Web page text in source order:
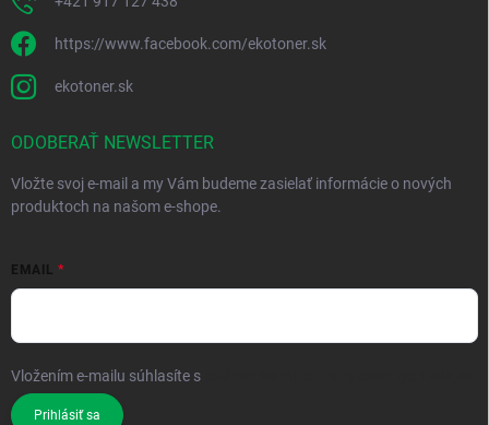
https://www.facebook.com/ekotoner.sk
ekotoner.sk
ODOBERAŤ NEWSLETTER
Vložte svoj e-mail a my Vám budeme zasielať informácie o nových
produktoch na našom e-shope.
EMAIL
Vložením e-mailu súhlasíte s
Prihlásiť sa